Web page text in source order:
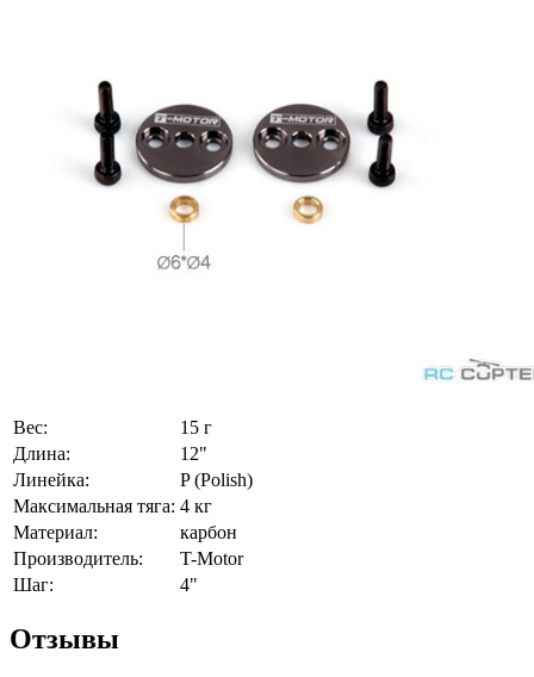
Вес:
15 г
Длина:
12"
Линейка:
P (Polish)
Максимальная тяга: 4 кг
Материал:
карбон
Производитель:
T-Motor
Шаг:
4"
Отзывы